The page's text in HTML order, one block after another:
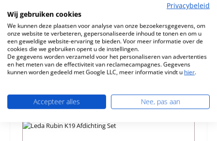
Verwarmingselement Leda Rubin K19 Leda Rubin K19
Zijsteen rechts voorkant…Meer
Informatie over productveiligheid
Productgalerij overslaan
Privacybeleid
Wij gebruiken cookies
We kunnen deze plaatsen voor analyse van onze bezoekersgegevens, om
onze website te verbeteren, gepersonaliseerde inhoud te tonen en om u
een geweldige website-ervaring te bieden. Voor meer informatie over de
cookies die we gebruiken opent u de instellingen.
De gegevens worden verzameld voor het personaliseren van advertenties
en het meten van de effectiviteit van reclamecampagnes. Gegevens
kunnen worden gedeeld met Google LLC, meer informatie vindt u hier.
Accepteer alles Nee, pas aan